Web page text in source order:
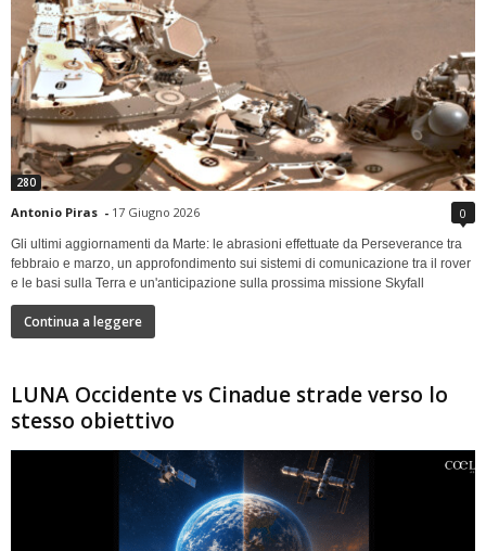
280
Antonio Piras - 17 Giugno 2026 0
Gli ultimi aggiornamenti da Marte: le abrasioni effettuate da Perseverance tra
febbraio e marzo, un approfondimento sui sistemi di comunicazione tra il rover
e le basi sulla Terra e un'anticipazione sulla prossima missione Skyfall
Continua a leggere
LUNA Occidente vs Cinadue strade verso lo
stesso obiettivo